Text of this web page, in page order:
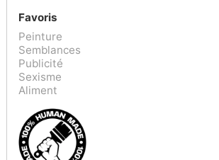
Favoris
Peinture
Semblances
Publicité
Sexisme
Aliment